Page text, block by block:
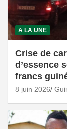
A LA UNE
Crise de
d’essence
francs
8 juin 2026